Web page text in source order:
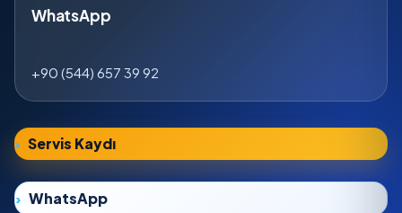
WhatsApp
+90 (544) 657 39 92
Servis Kaydı
WhatsApp